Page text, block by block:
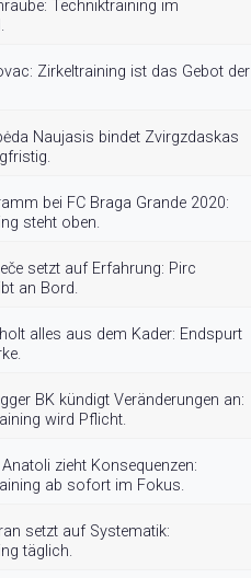
Techniktraining im
Zirkeltraining ist das Gebot der
Naujasis bindet Zvirgzdaskas
bei FC Braga Grande 2020:
steht oben.
setzt auf Erfahrung: Pirc
an Bord.
alles aus dem Kader: Endspurt
BK kündigt Veränderungen an:
wird Pflicht.
zieht Konsequenzen:
ab sofort im Fokus.
setzt auf Systematik:
täglich.